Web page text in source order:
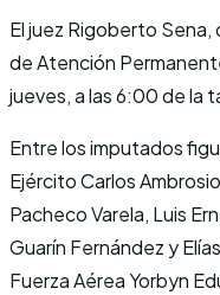
El juez Rigoberto Sena,
de Atención
jueves, a las 6:00 de la
Entre los imputados
Ejército Carlos
Pacheco Varela, Luis
Guarín Fernández y
Fuerza Aérea Yorbyn